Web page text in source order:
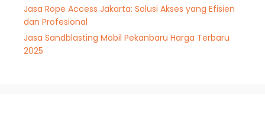
Jasa Rope Access Jakarta: Solusi Akses yang Efisien
dan Profesional
Jasa Sandblasting Mobil Pekanbaru Harga Terbaru
2025